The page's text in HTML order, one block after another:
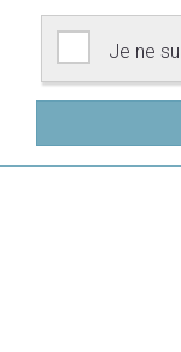
Je ne